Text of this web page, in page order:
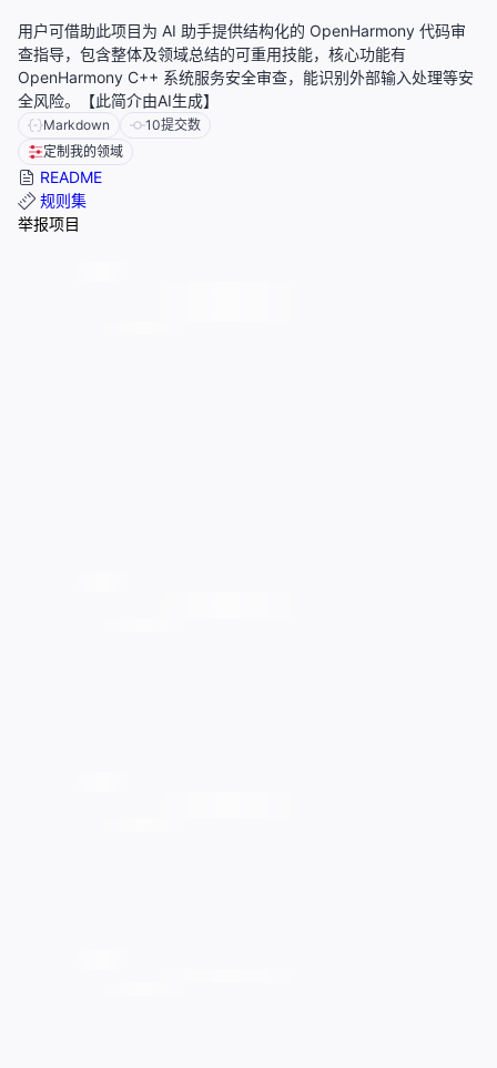
用户可借助此项目为 AI 助手提供结构化的 OpenHarmony 代码审
查指导，包含整体及领域总结的可重用技能，核心功能有
OpenHarmony C++ 系统服务安全审查，能识别外部输入处理等安
全风险。【此简介由AI生成】
Markdown 10提交数
定制我的领域
README
规则集
举报项目